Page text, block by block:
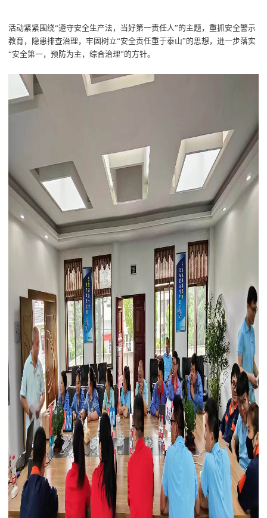
活动紧紧围绕“遵守安全生产法 ， 当好第一责任人”的主题，重抓安全警示
教育，隐患排查治理，牢固树立“安全责任重于泰山”的思想，进一步落实
“安全第一，预防为主，综合治理”的方针。